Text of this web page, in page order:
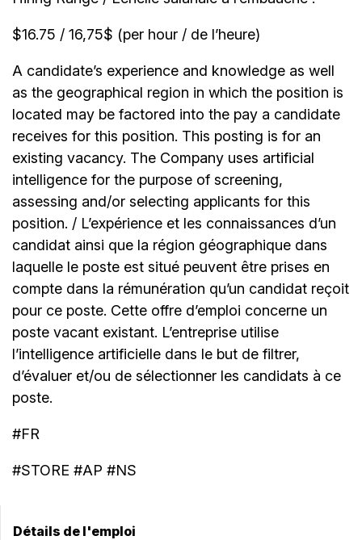
$16.75 / 16,75$ (per hour / de l’heure)
A candidate’s experience and knowledge as well
as the geographical region in which the position is
located may be factored into the pay a candidate
receives for this position. This posting is for an
existing vacancy. The Company uses artificial
intelligence for the purpose of screening,
assessing and/or selecting applicants for this
position. / L’expérience et les connaissances d’un
candidat ainsi que la région géographique dans
laquelle le poste est situé peuvent être prises en
compte dans la rémunération qu’un candidat reçoit
pour ce poste. Cette offre d’emploi concerne un
poste vacant existant. L’entreprise utilise
l’intelligence artificielle dans le but de filtrer,
d’évaluer et/ou de sélectionner les candidats à ce
poste.
#FR
#STORE #AP #NS
Détails de l'emploi